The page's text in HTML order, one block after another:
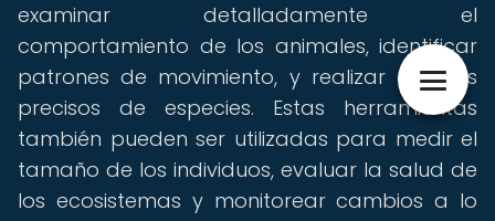
examinar detalladamente el
comportamiento de los animales, identificar
patrones de movimiento, y realizar conteos
precisos de especies. Estas herramientas
también pueden ser utilizadas para medir el
tamaño de los individuos, evaluar la salud de
los ecosistemas y monitorear cambios a lo